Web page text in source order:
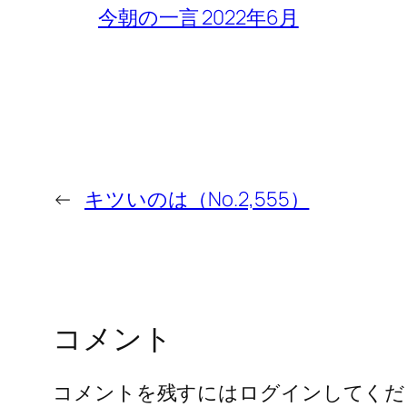
今朝の一言 2022年6月
← キツいのは（No.2,555）
コメント
コメントを残すにはログインしてく